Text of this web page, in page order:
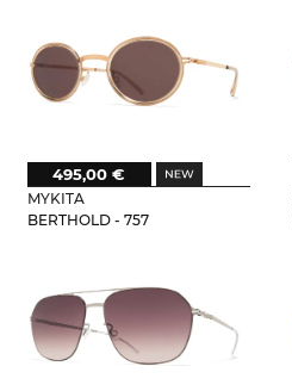
MYKITA
BERTHOLD - 757
495,00 €